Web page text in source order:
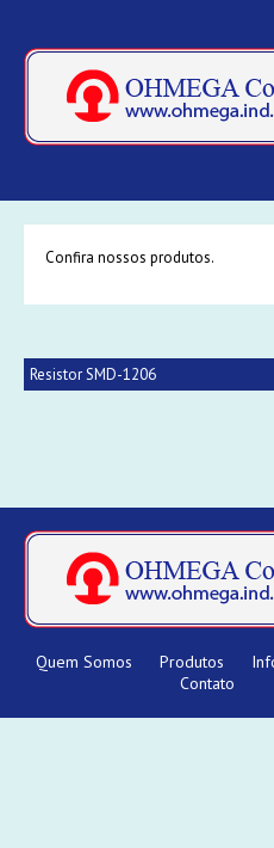
Confira nossos produtos.
Resistor SMD-1206
Quem Somos Produtos
Contato